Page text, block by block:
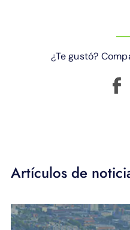
¿Te gustó?
Artículos de